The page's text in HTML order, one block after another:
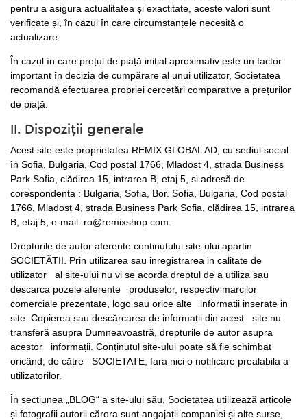
pentru a asigura actualitatea și exactitate, aceste valori sunt
verificate și, în cazul în care circumstanțele necesită o
actualizare.
În cazul în care prețul de piață inițial aproximativ este un factor
important în decizia de cumpărare al unui utilizator, Societatea
recomandă efectuarea propriei cercetări comparative a prețurilor
de piață.
II. Dispoziții generale
Acest site este proprietatea REMIX GLOBAL AD, cu sediul social
în Sofia, Bulgaria, Cod postal 1766, Mladost 4, strada Business
Park Sofia, clădirea 15, intrarea B, etaj 5, si adresă de
corespondenta : Bulgaria, Sofia, Bor. Sofia, Bulgaria, Cod postal
1766, Mladost 4, strada Business Park Sofia, clădirea 15, intrarea
B, etaj 5, e-mail: ro@remixshop.com.
Drepturile de autor aferente continutului site-ului apartin
SOCIETĂTII. Prin utilizarea sau inregistrarea in calitate de
utilizator al site-ului nu vi se acorda dreptul de a utiliza sau
descarca pozele aferente produselor, respectiv marcilor
comerciale prezentate, logo sau orice alte informatii inserate in
site. Copierea sau descărcarea de informații din acest site nu
transferă asupra Dumneavoastră, drepturile de autor asupra
acestor informații. Conținutul site-ului poate să fie schimbat
oricând, de către SOCIETATE, fara nici o notificare prealabila a
utilizatorilor.
În secțiunea „BLOG“ a site-ului său, Societatea utilizează articole
și fotografii autorii cărora sunt angajații companiei și alte surse,